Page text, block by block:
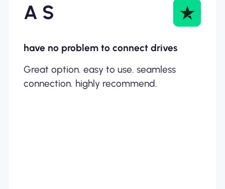
A S
have no problem to connect drives
Great option. easy to use. seamless
connection. highly recommend.